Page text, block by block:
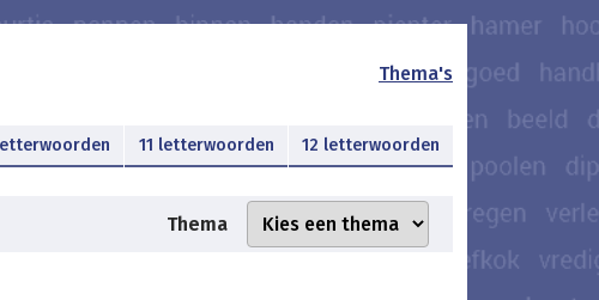
Thema's
11 letterwoorden 12 letterwoorden
Thema